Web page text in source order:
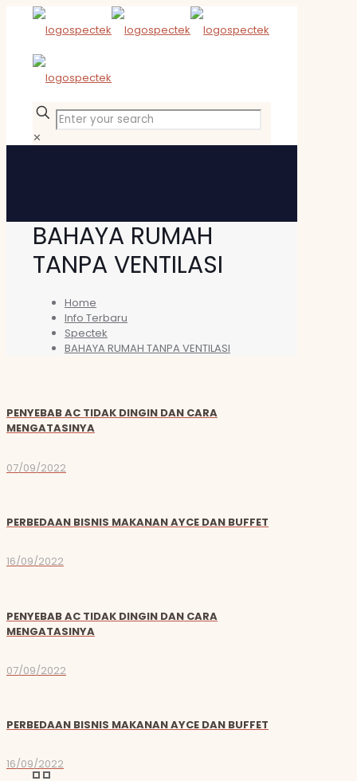
✕
BAHAYA RUMAH
TANPA VENTILASI
Home
Info Terbaru
Spectek
BAHAYA RUMAH TANPA VENTILASI
PENYEBAB AC TIDAK DINGIN DAN CARA
MENGATASINYA
07/09/2022
PERBEDAAN BISNIS MAKANAN AYCE DAN BUFFET
16/09/2022
PENYEBAB AC TIDAK DINGIN DAN CARA
MENGATASINYA
07/09/2022
PERBEDAAN BISNIS MAKANAN AYCE DAN BUFFET
16/09/2022